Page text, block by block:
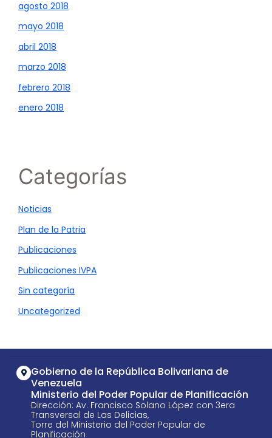
agosto 2018
mayo 2018
abril 2018
marzo 2018
febrero 2018
enero 2018
Categorías
Noticias
Plan de la Patria
Publicaciones
Publicaciones IVPA
Sin categoría
Uncategorized
Gobierno de la República Bolivariana de
Venezuela
Ministerio del Poder Popular de Planificación
Dirección: Av. Francisco Solano López con 3era
Transversal de Las Delicias,
Torre del Ministerio del Poder Popular de
Planificación